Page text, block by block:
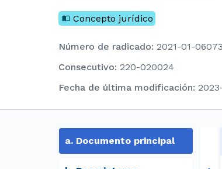
Concepto jurídico
Número de radicado: 2021-01-
consecutivo: 220-020024
Fecha de última modificación:
a. Documento principal